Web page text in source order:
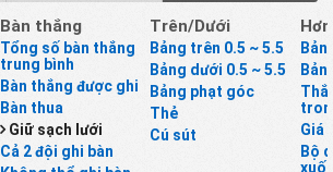
Bàn thắng
Tổng số bàn thắng
trung bình
Bàn thắng được ghi
Bàn thua
Giữ sạch lưới
Cả 2 đội ghi bàn
Trên/Dưới
Bảng trên 0.5 ~ 5.5
Bảng dưới 0.5 ~ 5.5
Bảng phạt góc
Thẻ
Cú sút
Giá
Bộ